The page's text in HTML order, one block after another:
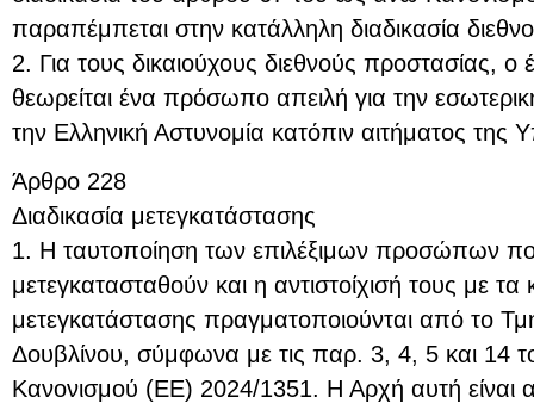
παραπέμπεται στην κατάλληλη διαδικασία
2. Για τους δικαιούχους διεθνούς προστασίας, ο
θεωρείται ένα πρόσωπο απειλή για την
την Ελληνική Αστυνομία κατόπιν αιτήματος της
Άρθρο 228
Διαδικασία μετεγκατάστασης
1. Η ταυτοποίηση των επιλέξιμων προσώπων
μετεγκατασταθούν και η αντιστοίχισή τους με τα
μετεγκατάστασης πραγματοποιούνται από το
Δουβλίνου, σύμφωνα με τις παρ. 3, 4, 5 και 14
Κανονισμού (ΕΕ) 2024/1351. Η Αρχή αυτή είναι